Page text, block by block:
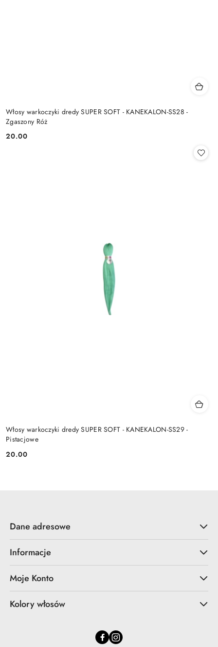
Włosy warkoczyki dredy SUPER SOFT - KANEKALON-SS28 -
Zgaszony Róż
Cena:
20.00
Włosy warkoczyki dredy SUPER SOFT - KANEKALON-SS29 -
Pistacjowe
Cena:
20.00
Dane adresowe
Informacje
Moje Konto
Kolory włosów